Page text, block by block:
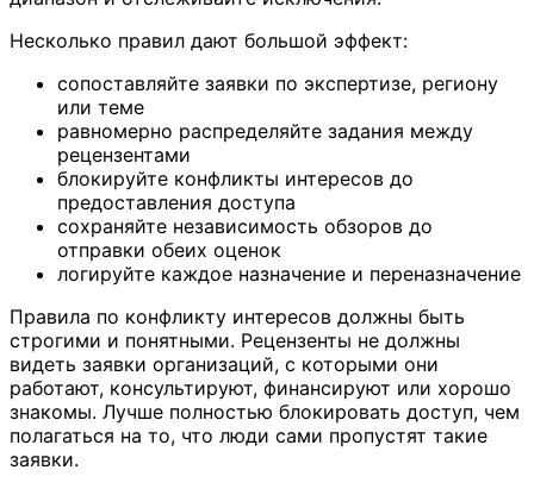
Несколько правил дают большой эффект:
сопоставляйте заявки по экспертизе, региону
или теме
равномерно распределяйте задания между
рецензентами
блокируйте конфликты интересов до
предоставления доступа
сохраняйте независимость обзоров до
отправки обеих оценок
логируйте каждое назначение и переназначение
Правила по конфликту интересов должны быть
строгими и понятными. Рецензенты не должны
видеть заявки организаций, с которыми они
работают, консультируют, финансируют или хорошо
знакомы. Лучше полностью блокировать доступ, чем
полагаться на то, что люди сами пропустят такие
заявки.